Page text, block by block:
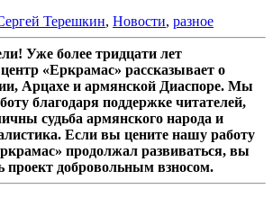
Терешкин, Новости, разное
Уже более тридцати лет
«Еркрамас» рассказывает о
Арцахе и армянской Диаспоре. Мы
благодаря поддержке читателей,
судьба армянского народа и
Если вы цените нашу работу
продолжал развиваться, вы
проект добровольным взносом.